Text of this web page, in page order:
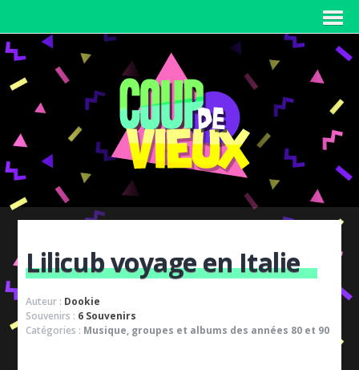
Lilicub voyage en Italie
Auteur : Dookie
Souvenirs : 6 Souvenirs
Catégories : Musique, groupes et albums des années 80 et 90